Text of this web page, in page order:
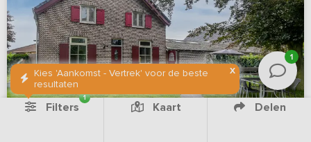
X
Kies 'Aankomst - Vertrek' voor de beste
resultaten
1
Filters
1
Kaart Delen